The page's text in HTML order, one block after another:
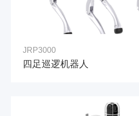
JRP3000
四足巡逻机器人